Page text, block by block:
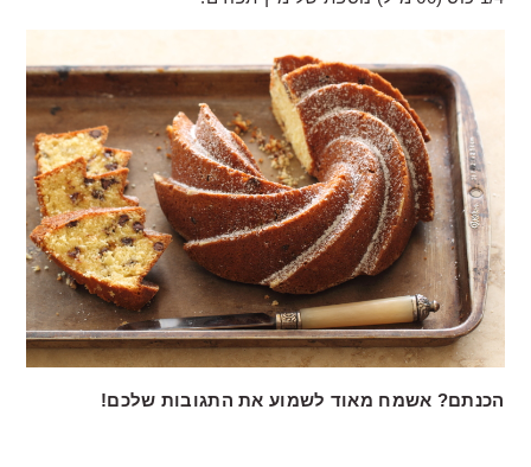
הכנתם? אשמח מאוד לשמוע את התגובות שלכם!